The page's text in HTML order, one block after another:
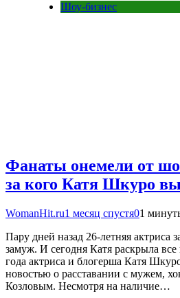
Шоу-бизнес
Фанаты онемели от
за кого Катя Шкуро
WomanHit.ru1 месяц спустя01
Пару дней назад 26-летняя актриса
замуж. И сегодня Катя раскрыла все
года актриса и блогерша Катя
новостью о расставании с мужем,
Козловым. Несмотря на наличие…